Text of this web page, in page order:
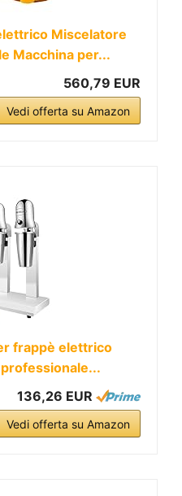
Miscelatore
Macchina per...
560,79 EUR
Vedi offerta su Amazon
frappè elettrico
136,26 EUR
Vedi offerta su Amazon